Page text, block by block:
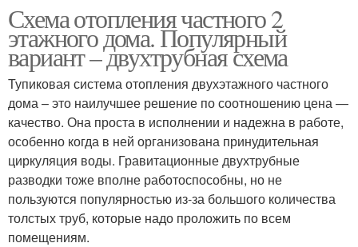
Схема отопления частного 2
этажного дома. Популярный
вариант – двухтрубная схема
Тупиковая система отопления двухэтажного частного
дома – это наилучшее решение по соотношению цена —
качество. Она проста в исполнении и надежна в работе,
особенно когда в ней организована принудительная
циркуляция воды. Гравитационные двухтрубные
разводки тоже вполне работоспособны, но не
пользуются популярностью из-за большого количества
толстых труб, которые надо проложить по всем
помещениям.